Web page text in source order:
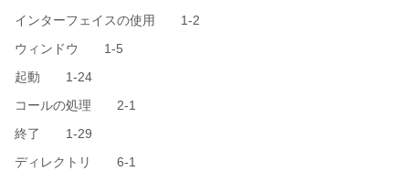
インターフェイスの使用 1-2
ウィンドウ 1-5
起動 1-24
コールの処理 2-1
終了 1-29
ディレクトリ 6-1